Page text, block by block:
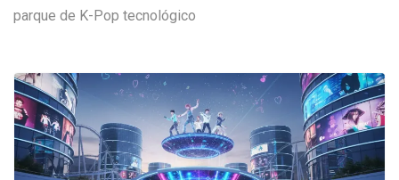
parque de K-Pop tecnológico